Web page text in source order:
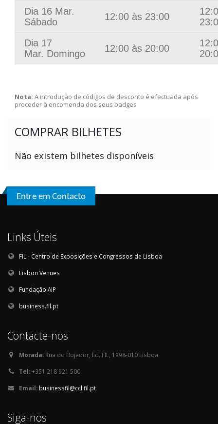
Dia 16 Mar.
Sábado
12:00 às 23:00
Dia 17
Mar. Domingo
12:00 às 20:00
Nota: A introdução de códigos de desconto é efectuada após
proceder à encomenda dos seus badges
COMPRAR BILHETES
Não existem bilhetes disponíveis
Entre em Contacto
Links Úteis
FIL - Centro de Exposições e Congressos de Lisboa
Lisbon Venues
Fundação AIP
business.fil.pt
Contacte-nos
Morada: Rua do Bojador, Ed. FIL, 1998-010 Lisboa
Tel:+351 218 921 500
Email: businessfil@ccl.fil.pt
Siga-nos